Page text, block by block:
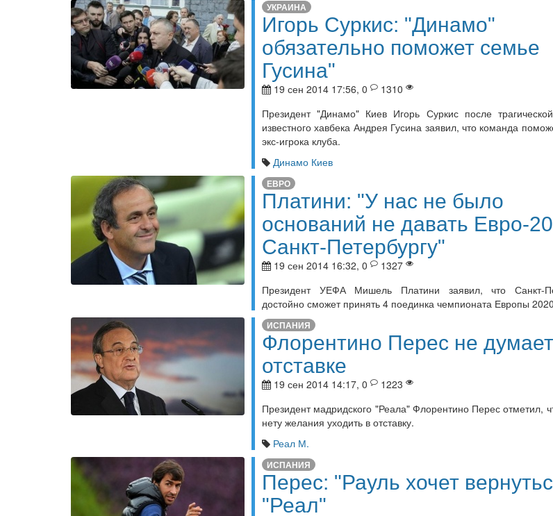
УКРАИНА
Игорь Суркис: "Динамо"
обязательно поможет семье
Гусина"
19 сен 2014 17:56, 0
1310
Президент "Динамо" Киев Игорь Суркис после
известного хавбека Андрея Гусина заявил, что команда
экс-игрока клуба.
Динамо Киев
ЕВРО
Платини: "У нас не было
оснований не давать Евро-
Санкт-Петербургу"
19 сен 2014 16:32, 0
1327
Президент УЕФА Мишель Платини заявил, что Санкт-
достойно сможет принять 4 поединка чемпионата Европы
ИСПАНИЯ
Флорентино Перес не
отставке
19 сен 2014 14:17, 0
1223
Президент мадридского "Реала" Флорентино Перес отметил,
нету желания уходить в отставку.
Реал М.
ИСПАНИЯ
Перес: "Рауль хочет
"Реал"